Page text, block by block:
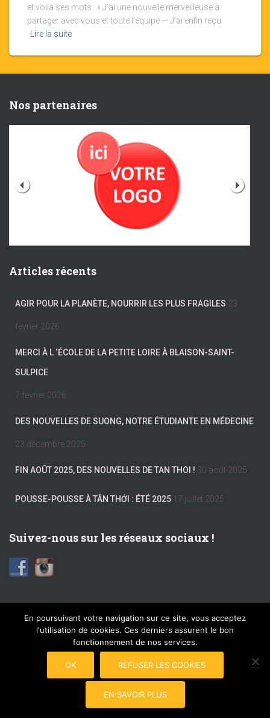
et voilà ses mots : « J’ai une nouvelle merveilleuse à
partager avec vous et toute l’équipe — J’ai enfin reçu
Lire la suite
Nos partenaires
Articles récents
AGIR POUR LA PLANÈTE, NOURRIR LES PLUS FRAGILES 23
février 2026
MERCI À L ‘ÉCOLE DE LA PETITE LOIRE À BLAISON-SAINT-
SULPICE
7 février 2026
DES NOUVELLES DE SUONG, NOTRE ÉTUDIANTE EN MÉDECINE
23 décembre 2025
FIN AOÛT 2025, DES NOUVELLES DE TAN THOI ! 30 août 2025
POUSSE-POUSSE À TÂN THỚI : ÉTÉ 2025 17 juillet 2025
Suivez-nous sur les réseaux sociaux !
FACEBOOK INSTAGRAM MENTIONS LÉGALES
En poursuivant votre navigation sur ce site, vous acceptez
l'utilisation de cookies. Ces derniers assurent le bon
fonctionnement de nos services.
OK REFUSER LES COOKIES
EN SAVOIR PLUS